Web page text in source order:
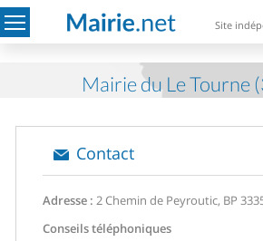
Site
Mairie du Le Tourne
Contact
Adresse : 2 Chemin de Peyroutic, BP 3
Conseils téléphoniques